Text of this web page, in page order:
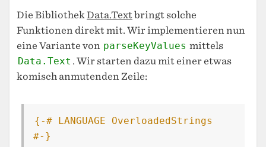
Die BibliothekData.Textbringt solche
Funktionen direkt mit. Wir implementieren nun
eine Variante von parseKeyValues mittels
Data.Text . Wir starten dazu mit einer etwas
komisch anmutenden Zeile:
{-# LANGUAGE OverloadedStrings
#-}